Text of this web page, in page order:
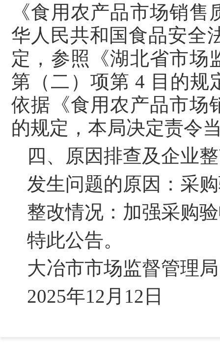
《食用农产品市场销
华人民共和国食品安全
定，参照《湖北省市场
第（二）项第 4 目的规
依据《食用农产品市场
的规定，本局决定责令
四、原因排查及企业
发生问题的原因：采
整改情况：加强采购
特此公告。
大冶市市场监督管理局
2025年12月12日